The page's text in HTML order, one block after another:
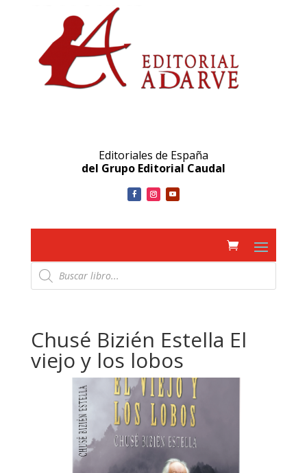
Editoriales de España
del Grupo Editorial Caudal
Búsqueda
de
productos
Chusé Bizién Estella El
viejo y los lobos